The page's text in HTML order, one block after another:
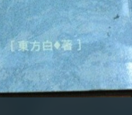
瀏覽